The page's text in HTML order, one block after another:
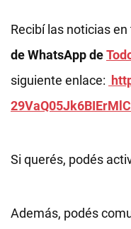
Recibí las noticias
de WhatsApp de
siguiente enlace:
Si querés, podés
Además, podés